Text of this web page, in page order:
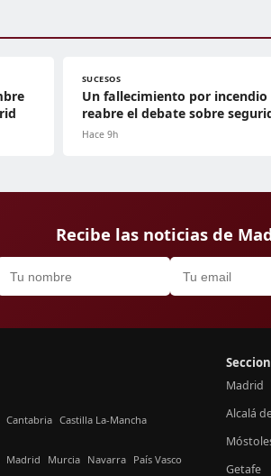
SUCESOS
Un fallecimiento por incendio
reabre el debate sobre
Hace 9h
Recibe las noticias de
Cantabria Castilla La-Mancha
Madrid Murcia Navarra País Vasco
Madrid
Alcalá
Getafe